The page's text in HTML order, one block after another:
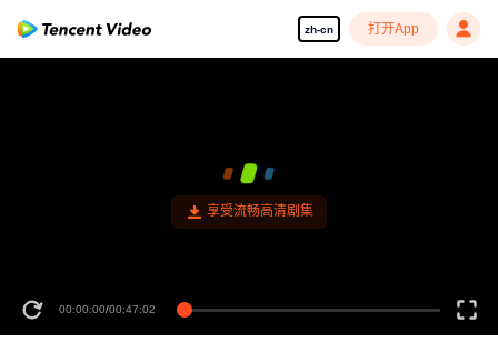
zh-cn 打开App
享受流畅高清剧集
00:00:00/00:47:02